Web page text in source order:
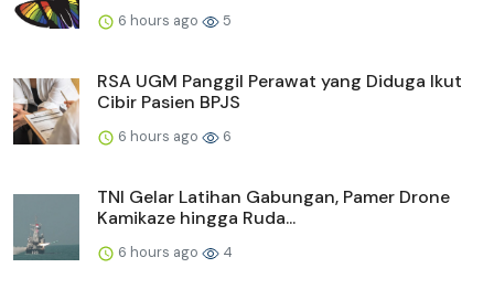
6 hours ago 5
RSA UGM Panggil Perawat yang Diduga Ikut
Cibir Pasien BPJS
6 hours ago 6
TNI Gelar Latihan Gabungan, Pamer Drone
Kamikaze hingga Ruda...
6 hours ago 4